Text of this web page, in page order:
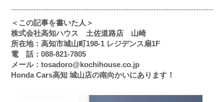
＜この記事を書いた人＞
株式会社高知ハウス 土佐道路店 山崎
所在地：高知市城山町198-1 レジデンス扇1F
電 話：088-821-7805
メール：tosadoro@kochihouse.co.jp
Honda Cars高知 城山店の南向かいにあります！